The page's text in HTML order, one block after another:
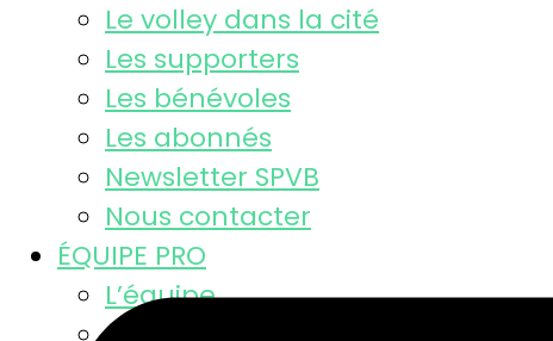
Le volley dans la cité
Les supporters
Les bénévoles
Les abonnés
Newsletter SPVB
Nous contacter
ÉQUIPE PRO
L’équipe